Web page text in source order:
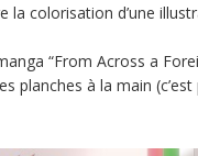
la colorisation d’une
“From Across a
planches à la main